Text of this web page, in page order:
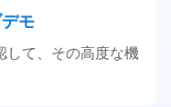
モ
て、その高度な機